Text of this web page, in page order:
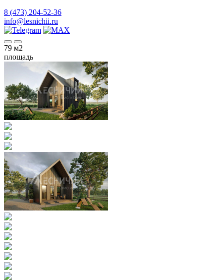
8 (473) 204-52-36
info@lesnichii.ru
79 м2
площадь